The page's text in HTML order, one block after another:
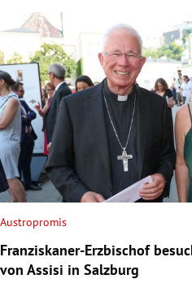
Austropromis
Franziskaner-Erzbischof
von Assisi in Salzburg